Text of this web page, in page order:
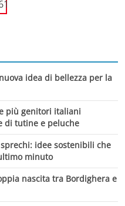
idea di bellezza per la
più genitori italiani
di tutine e peluche
idee sostenibili che
minuto
nascita tra Bordighera e